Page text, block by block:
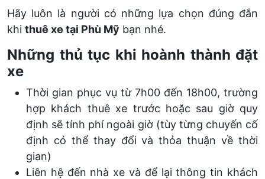
Hãy luôn là người có những lựa chọn đúng đắn
khi thuê xe tại Phù Mỹ bạn nhé.
Những thủ tục khi hoành thành đặt
xe
Thời gian phục vụ từ 7h00 đến 18h00, trường
hợp khách thuê xe trước hoặc sau giờ quy
định sẽ tính phí ngoài giờ (tùy từng chuyến cố
định có thể thay đổi và thỏa thuận về thời
gian)
Liên hệ đến nhà xe và để lại thông tin khách